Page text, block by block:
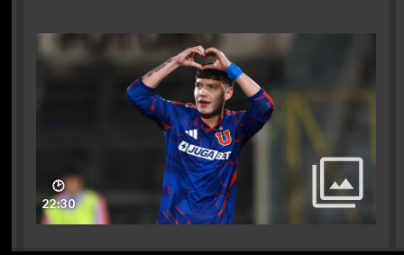
🕑
22:30